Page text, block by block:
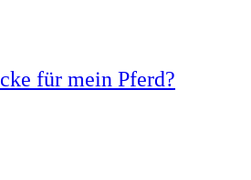
für mein Pferd?